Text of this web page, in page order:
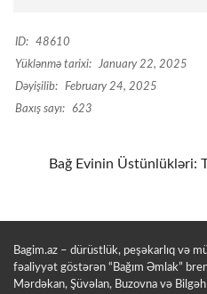
ID:
48610
Yüklənmə tarixi:
January 22, 2025
Dəyişilib:
February 24, 2025
Baxış sayı:
623
Bağ Evinin Üstünlükləri:
Bagim.az – dürüstlük, peşəkarlıq və
fəaliyyət göstərən “Bağım Əmlak”
Mərdəkan, Şüvəlan, Buzovna və